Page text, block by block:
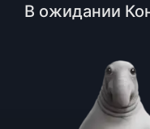
В ожидании